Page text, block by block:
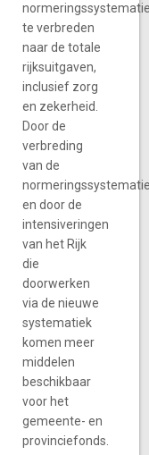
te verbreden
naar de totale
rijksuitgaven,
inclusief zorg
en zekerheid.
Door de
verbreding
van de
en door de
intensiveringen
van het Rijk
die
doorwerken
via de nieuwe
systematiek
komen meer
middelen
beschikbaar
voor het
gemeente- en
provinciefonds.